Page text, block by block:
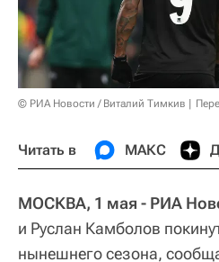
© РИА Новости / Виталий Тимкив
Читать в МАКС
МОСКВА, 1 мая - РИА
и Руслан Камболов
нынешнего сезона,